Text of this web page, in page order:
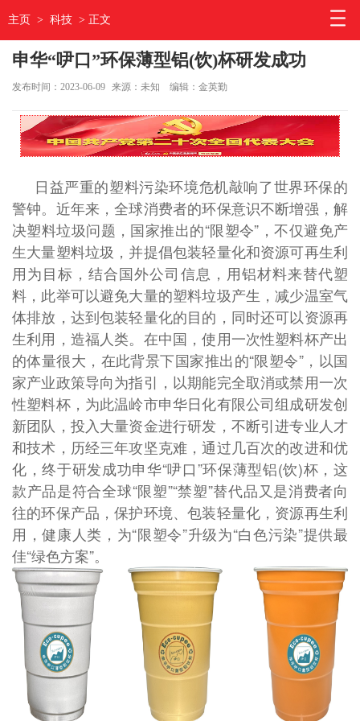
主页 > 科技 > 正文
申华“吚口”环保薄型铝(饮)杯研发成功
发布时间：2023-06-09 来源：未知 编辑：金英勤
日益严重的塑料污染环境危机敲响了世界环保的
警钟。近年来，全球消费者的环保意识不断增强，解
决塑料垃圾问题，国家推出的“限塑令”，不仅避免产
生大量塑料垃圾，并提倡包装轻量化和资源可再生利
用为目标，结合国外公司信息，用铝材料来替代塑
料，此举可以避免大量的塑料垃圾产生，减少温室气
体排放，达到包装轻量化的目的，同时还可以资源再
生利用，造福人类。在中国，使用一次性塑料杯产出
的体量很大，在此背景下国家推出的“限塑令”，以国
家产业政策导向为指引，以期能完全取消或禁用一次
性塑料杯，为此温岭市申华日化有限公司组成研发创
新团队，投入大量资金进行研发，不断引进专业人才
和技术，历经三年攻坚克难，通过几百次的改进和优
化，终于研发成功申华“吚口”环保薄型铝(饮)杯，这
款产品是符合全球“限塑”“禁塑”替代品又是消费者向
往的环保产品，保护环境、包装轻量化，资源再生利
用，健康人类，为“限塑令”升级为“白色污染”提供最
佳“绿色方案”。